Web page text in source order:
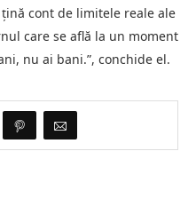
cont de limitele reale ale
care se află la un moment
nu ai bani.”, conchide el.